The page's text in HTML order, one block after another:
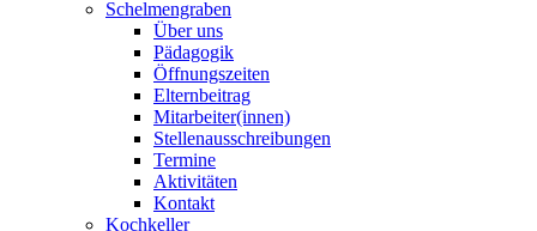
Schelmengraben
Über uns
Pädagogik
Öffnungszeiten
Elternbeitrag
Mitarbeiter(innen)
Stellenausschreibungen
Termine
Aktivitäten
Kontakt
Kochkeller